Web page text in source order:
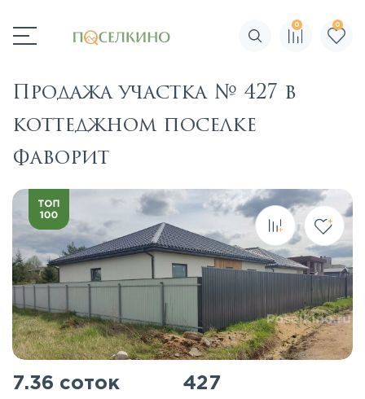
Поиск по сайту
0 0
Продажа участка № 427 в
коттеджном поселке
Фаворит
7.36 соток 427